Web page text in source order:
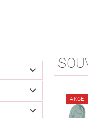
AKCE